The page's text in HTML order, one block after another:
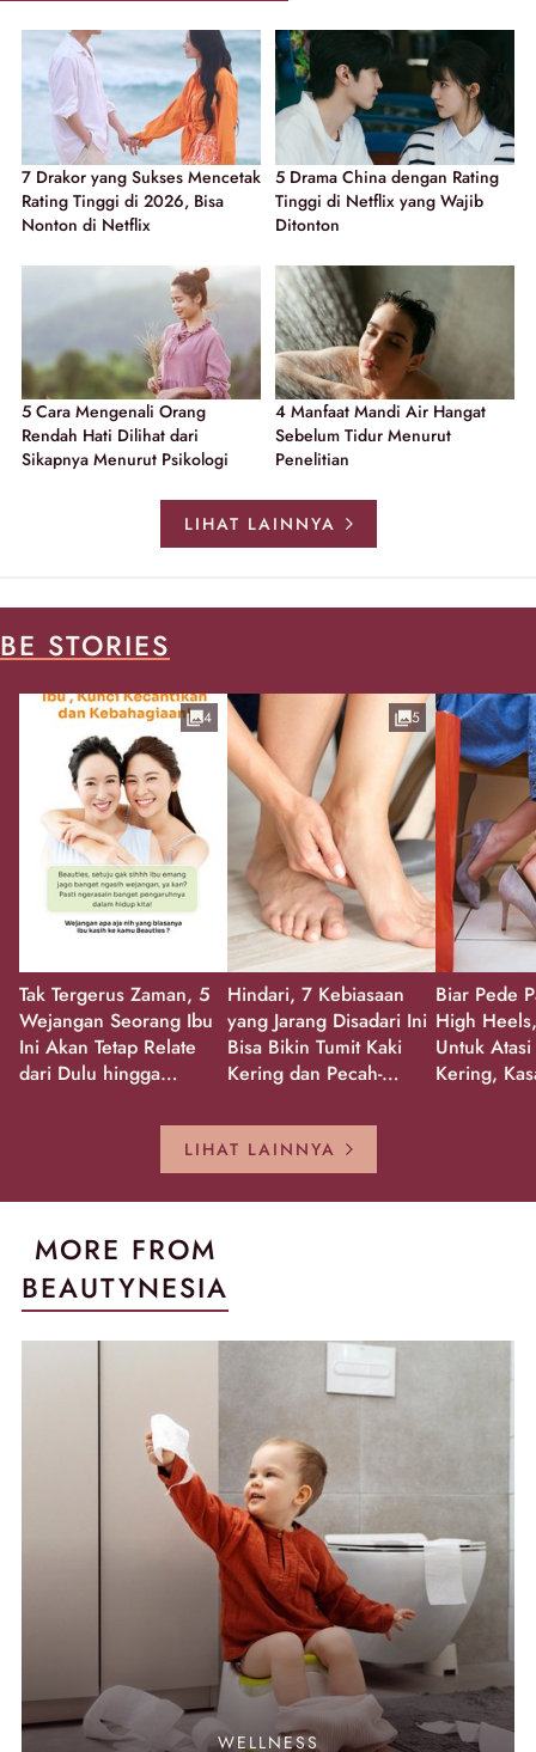
7 Drakor yang Sukses Mencetak
Rating Tinggi di 2026, Bisa
Nonton di Netflix
5 Drama China dengan Rating
Tinggi di Netflix yang Wajib
Ditonton
5 Cara Mengenali Orang
Rendah Hati Dilihat dari
Sikapnya Menurut Psikologi
4 Manfaat Mandi Air Hangat
Sebelum Tidur Menurut
Penelitian
LIHAT LAINNYA
BE STORIES
Tak Tergerus Zaman, 5
Wejangan Seorang Ibu
Ini Akan Tetap Relate
dari Dulu hingga
4
Hindari, 7 Kebiasaan
yang Jarang Disadari Ini
Bisa Bikin Tumit Kaki
Kering dan Pecah-
5
Biar Pede
High
Untuk
Kering,
LIHAT LAINNYA
MORE FROM
BEAUTYNESIA
WELLNESS